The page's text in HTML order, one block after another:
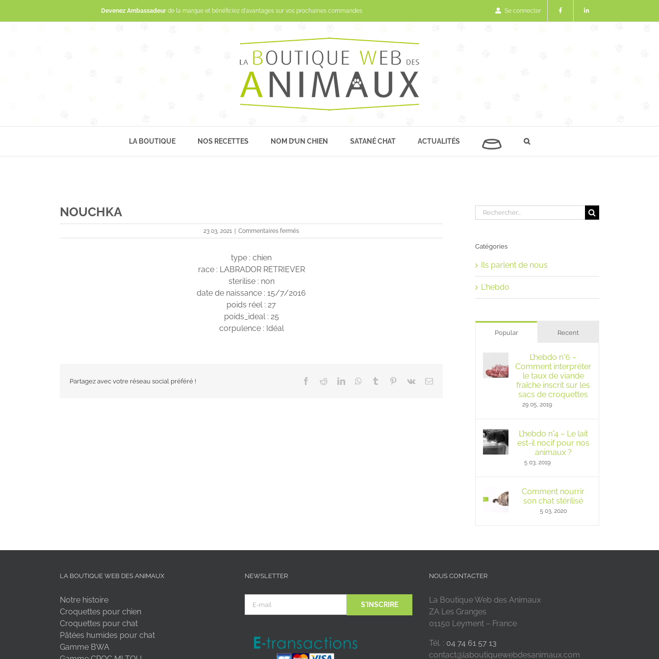
Devenez Ambassadeurde la marque et bénéficiez d'avantages sur vos prochaines commandes Se connecter
LA BOUTIQUE NOS RECETTES NOM D’UN CHIEN SATANÉ CHAT ACTUALITÉS
NOUCHKA
23 03, 2021 Commentaires ferméssur
NOUCHKA
type : chien
race : LABRADOR RETRIEVER
sterilise : non
date de naissance : 15/7/2016
poids réel : 27
poids_ideal : 25
corpulence : Idéal
Partagez avec votre réseau social préféré ! Facebook
RedditLinkedInWhatsApp
Tumblr Pinterest
Vk Email
Rechercher:
Catégories
Ils parlent de nous
L'hebdo
Popular Recent
L’hebdo n°6 –
Comment interpréter
le taux de viande
fraîche inscrit sur les
sacs de croquettes
29 05, 2019
L’hebdo n°4 – Le lait
est-il nocif pour nos
animaux ?
5 03, 2019
Comment nourrir
son chat stérilisé
5 03, 2020
LA BOUTIQUE WEB DES ANIMAUX
Notre histoire
Croquettes pour chien
Croquettes pour chat
Pâtées humides pour chat
Gamme BWA
NEWSLETTER NOUS CONTACTER
La Boutique Web des Animaux
ZA Les Granges
01150 Leyment – France
Tél. : 04 74 61 57 13
contact@laboutiquewebdesanimaux.com